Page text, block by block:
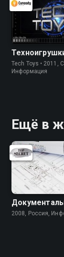
Tech Toys • 2011,
Информация
Ещё в
2008, Россия,